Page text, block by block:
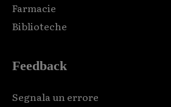
Farmacie
Biblioteche
Feedback
Segnala un errore